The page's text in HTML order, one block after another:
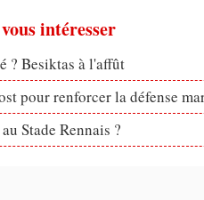
intéresser
? Besiktas à l'affût
pour renforcer la défense
Stade Rennais ?